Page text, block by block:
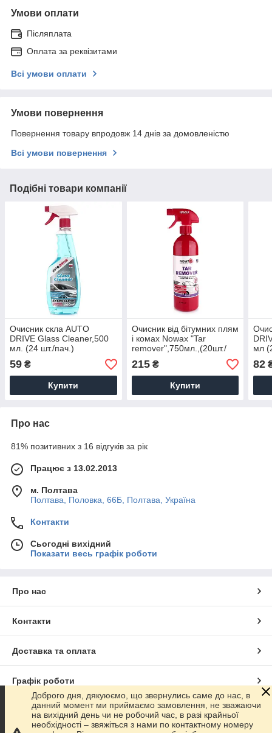
Умови оплати
Післяплата
Оплата за реквізитами
Всі умови оплати
Умови повернення
Повернення товару впродовж 14 днів за домовленістю
Всі умови повернення
Подібні товари компанії
Очисник скла AUTO
DRIVE Glass Cleaner,500
мл. (24 шт./пач.)
59 ₴
Купити
Очисник від бітумних плям
і комах Nowax "Tar
remover",750мл.,(20шт./
ящ.)
215₴
Купити
мл
82
Про нас
81% позитивних з 16 відгуків за рік
Працює з 13.02.2013
м. Полтава
Полтава, Половка, 66Б, Полтава, Україна
Контакти
Сьогодні вихідний
Показати весь графік роботи
Про нас
Контакти
Доставка та оплата
Графік роботи
Повна версія сайту
Доброго дня, дякуюємо, що звернулись саме до нас, в
данний момент ми приймаємо замовлення, не зважаючи
на вихідний день чи не робочий час, в разі крайньої
необхідності – звяжіться з нами по контактному номеру